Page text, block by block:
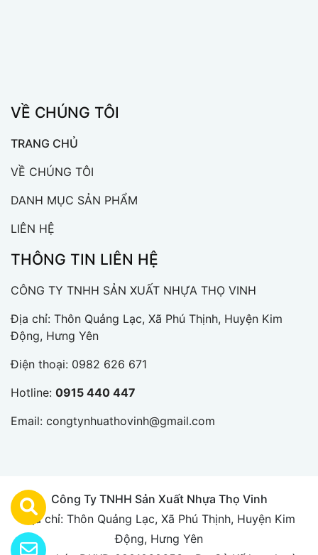
VỀ CHÚNG TÔI
TRANG CHỦ
VỀ CHÚNG TÔI
DANH MỤC SẢN PHẨM
LIÊN HỆ
THÔNG TIN LIÊN HỆ
CÔNG TY TNHH SẢN XUẤT NHỰA THỌ VINH
Địa chỉ: Thôn Quảng Lạc, Xã Phú Thịnh, Huyện Kim
Động, Hưng Yên
Điện thoại: 0982 626 671
Hotline: 0915 440 447
Email: congtynhuathovinh@gmail.com
Công Ty TNHH Sản Xuất Nhựa Thọ Vinh
Địa chỉ: Thôn Quảng Lạc, Xã Phú Thịnh, Huyện Kim
Động, Hưng Yên